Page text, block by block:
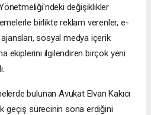
değişiklikler
birlikte reklam verenler, e-
sosyal medya içerik
ekiplerini ilgilendiren birçok yeni
bulunan Avukat Elvan Kakıcı
geçiş sürecinin sona erdiğini